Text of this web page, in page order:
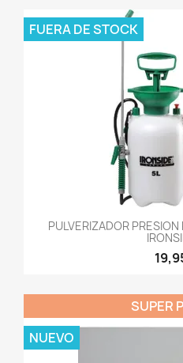
PULVERIZADOR PRESION
FUERA DE STOCK
SUPER
NUEVO